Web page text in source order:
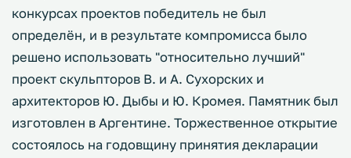
конкурсах проектов победитель не был
определён, и в результате компромисса было
решено использовать "относительно лучший"
проект скульпторов В. и А. Сухорских и
архитекторов Ю. Дыбы и Ю. Кромея. Памятник был
изготовлен в Аргентине. Торжественное открытие
состоялось на годовщину принятия декларации